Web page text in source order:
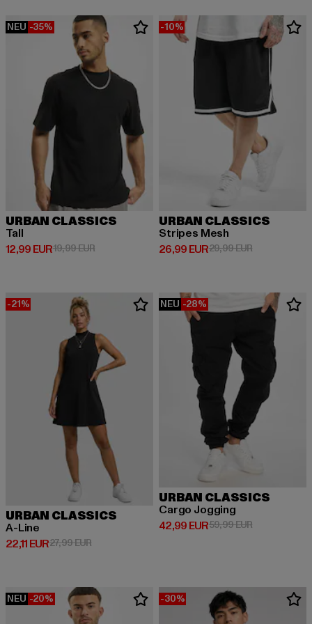
NEU -35%
URBAN CLASSICS
Tall
12,99 EUR
Derzeitiger Preis: 12,99 EUR
19,99 EURAktionspreis: 19,99 EUR
-10%
URBAN CLASSICS
Stripes Mesh
26,99 EUR
Derzeitiger Preis: 26,99 EUR
29,99 EURAktionspreis:
-21%
URBAN CLASSICS
A-Line
22,11 EUR
Derzeitiger Preis: 22,11 EUR
27,99 EURAktionspreis: 27,99 EUR
NEU -28%
URBAN CLASSICS
Cargo Jogging
42,99 EUR
Derzeitiger Preis: 42,99 EUR
59,99 EURAktionspreis:
NEU -20% -30%